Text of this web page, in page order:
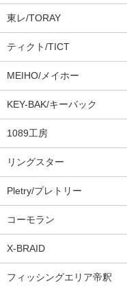
東レ/TORAY
ティクト/TICT
MEIHO/メイホー
KEY-BAK/キーバック
1089工房
リングスター
Pletry/プレトリー
コーモラン
X-BRAID
フィッシングエリア帝釈